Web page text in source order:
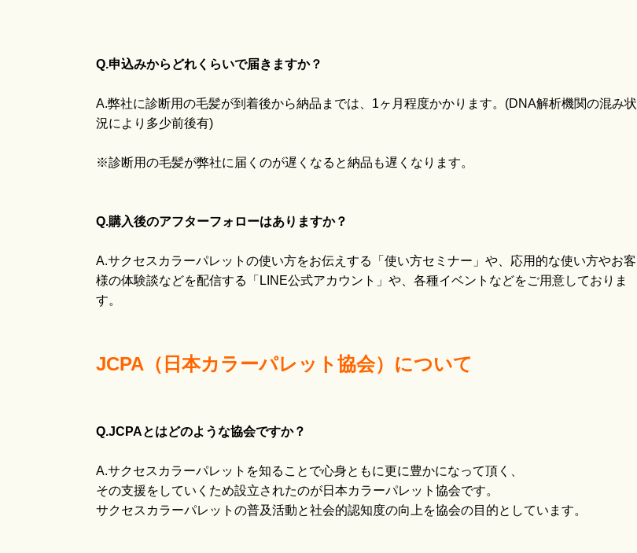
Q.申込みからどれくらいで届きますか？
A.弊社に診断用の毛髪が到着後から納品までは、1ヶ月程度かかります。(DNA解析機関の混み状
況により多少前後有)
※診断用の毛髪が弊社に届くのが遅くなると納品も遅くなります。
Q.購入後のアフターフォローはありますか？
A.サクセスカラーパレットの使い方をお伝えする「使い方セミナー」や、応用的な使い方やお客
様の体験談などを配信する「LINE公式アカウント」や、各種イベントなどをご用意しておりま
す。
JCPA（日本カラーパレット協会） について
Q.JCPAとはどのような協会ですか？
A.サクセスカラーパレットを知ることで心身ともに更に豊かになって頂く、
その支援をしていくため設立されたのが日本カラーパレット協会です。
サクセスカラーパレットの普及活動と社会的認知度の向上を協会の目的としています。